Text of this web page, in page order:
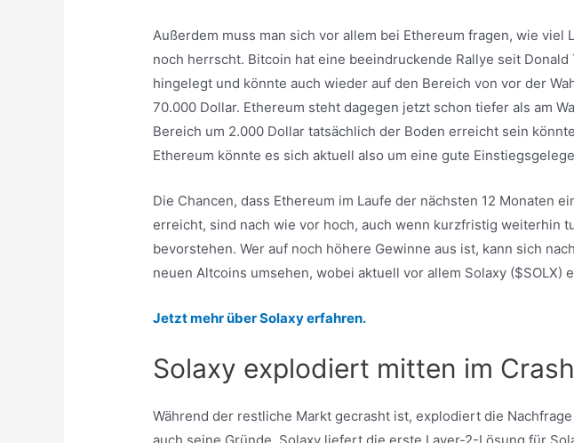
Außerdem muss man sich vor allem bei Ethereum fragen, wie viel
noch herrscht. Bitcoin hat eine beeindruckende Rallye seit Donald
hingelegt und könnte auch wieder auf den Bereich von vor der
70.000 Dollar. Ethereum steht dagegen jetzt schon tiefer als am
Bereich um 2.000 Dollar tatsächlich der Boden erreicht sein
Ethereum könnte es sich aktuell also um eine gute
Die Chancen, dass Ethereum im Laufe der nächsten 12 Monaten
erreicht, sind nach wie vor hoch, auch wenn kurzfristig weiterhin
bevorstehen. Wer auf noch höhere Gewinne aus ist, kann sich
neuen Altcoins umsehen, wobei aktuell vor allem Solaxy ($SOLX)
Jetzt mehr über Solaxy erfahren.
Solaxy explodiert mitten im Crash
Während der restliche Markt gecrasht ist, explodiert die Nachfrage